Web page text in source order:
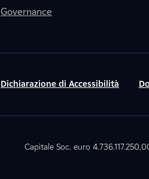
Governance
Dichiarazione di Accessibilità
Capitale Soc. euro